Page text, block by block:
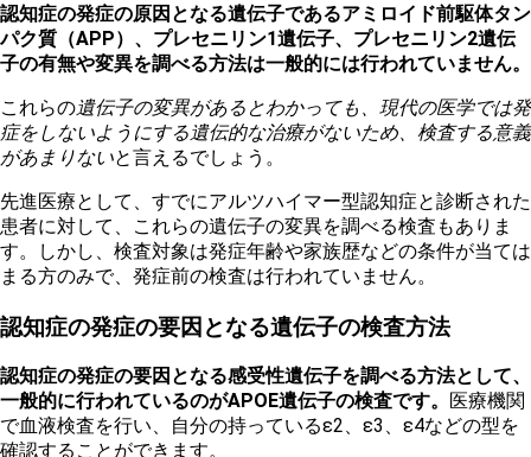
認知症の発症の原因となる遺伝子であるアミロイド前駆体タン
パク質（APP）、プレセニリン1遺伝子、プレセニリン2遺伝
子の有無や変異を調べる方法は一般的には行われていません。
これらの遺伝子の変異があるとわかっても、現代の医学では発
症をしないようにする遺伝的な治療がないため、検査する意義
があまりないと言えるでしょう。
先進医療として、すでにアルツハイマー型認知症と診断された
患者に対して、これらの遺伝子の変異を調べる検査もありま
す。しかし、検査対象は発症年齢や家族歴などの条件が当ては
まる方のみで、発症前の検査は行われていません。
認知症の発症の要因となる遺伝子の検査方法
認知症の発症の要因となる感受性遺伝子を調べる方法として、
一般的に行われているのがAPOE遺伝子の検査です。
医療機関
で血液検査を行い、自分の持っているε2、ε3、ε4などの型を
確認することができます。